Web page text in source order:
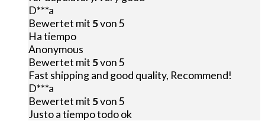
D***a
Bewertet mit5von 5
Ha tiempo
Anonymous
Bewertet mit5von 5
Fast shipping and good quality, Recommend!
D***a
Bewertet mit5von 5
Justo a tiempo todo ok